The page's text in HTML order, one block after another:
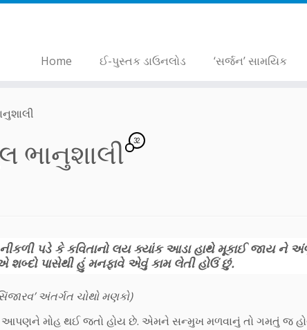
Home ઈ-પુસ્તક ડાઉનલોડ ‘સર્જન’ સામયિક
ભાનુશાલી 32
નીકળી પડે કે કવિતાનો લય ક્યાંક આડા હાથે મૂકાઈ જાય ને
શબ્દો પાસેથી હું મનફાવે એવું કામ લેતી હોઉં છું.
અંતર્ગત ચોથો મણકો)
મોહ થઈ જતો હોય છે. એમને સન્મુખ મળવાનું તો ગમતું જ